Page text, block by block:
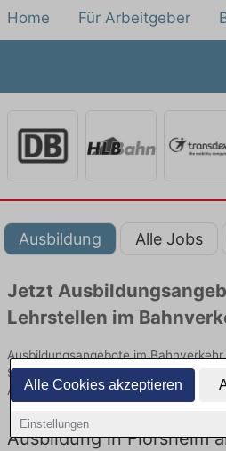
Alle Cookies akzeptieren
Einstellungen
Home Für Arbeitgeber
Ausbildung Alle Jobs
Jetzt
Lehrstellen im
Ausbildungsangebote im
Sie von namhaften Firmen.
Arbeitgebern und bewerben Sie sich
Ausbildung in Flörsheim